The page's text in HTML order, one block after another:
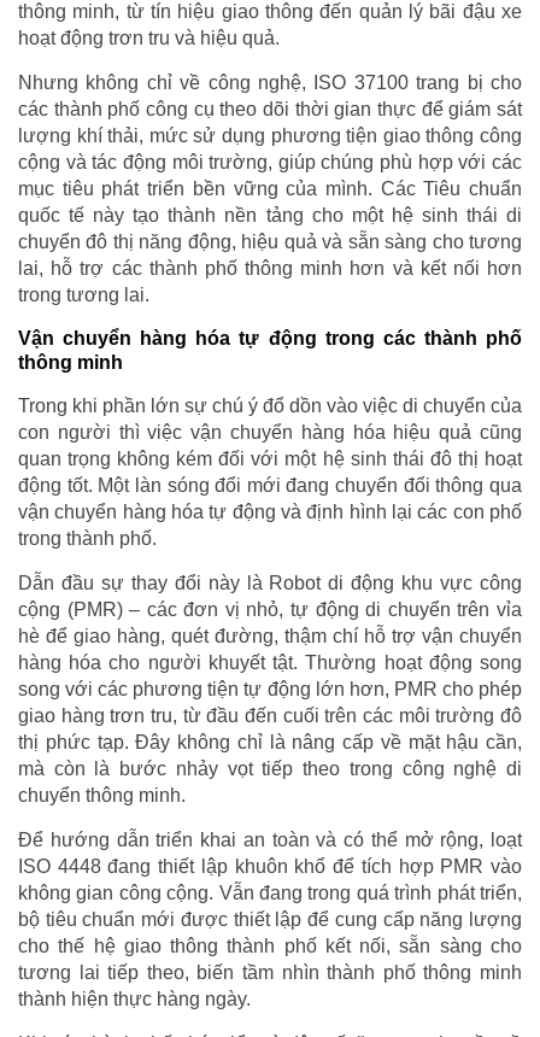
thông minh, từ tín hiệu giao thông đến quản lý bãi đậu xe
hoạt động trơn tru và hiệu quả.
Nhưng không chỉ về công nghệ, ISO 37100 trang bị cho
các thành phố công cụ theo dõi thời gian thực để giám sát
lượng khí thải, mức sử dụng phương tiện giao thông công
cộng và tác động môi trường, giúp chúng phù hợp với các
mục tiêu phát triển bền vững của mình. Các Tiêu chuẩn
quốc tế này tạo thành nền tảng cho một hệ sinh thái di
chuyển đô thị năng động, hiệu quả và sẵn sàng cho tương
lai, hỗ trợ các thành phố thông minh hơn và kết nối hơn
trong tương lai.
Vận chuyển hàng hóa tự động trong các thành phố
thông minh
Trong khi phần lớn sự chú ý đổ dồn vào việc di chuyển của
con người thì việc vận chuyển hàng hóa hiệu quả cũng
quan trọng không kém đối với một hệ sinh thái đô thị hoạt
động tốt. Một làn sóng đổi mới đang chuyển đổi thông qua
vận chuyển hàng hóa tự động và định hình lại các con phố
trong thành phố.
Dẫn đầu sự thay đổi này là Robot di động khu vực công
cộng (PMR) – các đơn vị nhỏ, tự động di chuyển trên vỉa
hè để giao hàng, quét đường, thậm chí hỗ trợ vận chuyển
hàng hóa cho người khuyết tật. Thường hoạt động song
song với các phương tiện tự động lớn hơn, PMR cho phép
giao hàng trơn tru, từ đầu đến cuối trên các môi trường đô
thị phức tạp. Đây không chỉ là nâng cấp về mặt hậu cần,
mà còn là bước nhảy vọt tiếp theo trong công nghệ di
chuyển thông minh.
Để hướng dẫn triển khai an toàn và có thể mở rộng, loạt
ISO 4448 đang thiết lập khuôn khổ để tích hợp PMR vào
không gian công cộng. Vẫn đang trong quá trình phát triển,
bộ tiêu chuẩn mới được thiết lập để cung cấp năng lượng
cho thế hệ giao thông thành phố kết nối, sẵn sàng cho
tương lai tiếp theo, biến tầm nhìn thành phố thông minh
thành hiện thực hàng ngày.